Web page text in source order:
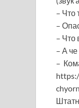
– Что
–
– Что
– А
–